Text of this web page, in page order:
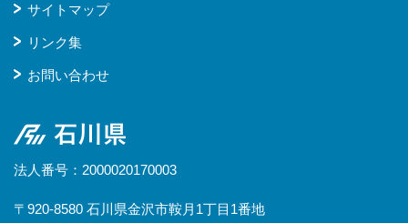
サイトマップ
リンク集
お問い合わせ
石川県
法人番号：2000020170003
〒920-8580 石川県金沢市鞍月1丁目1番地